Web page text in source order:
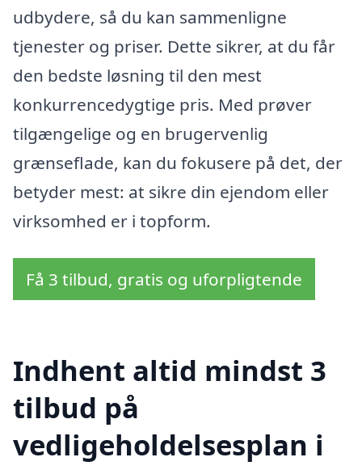
udbydere, så du kan sammenligne
tjenester og priser. Dette sikrer, at du får
den bedste løsning til den mest
konkurrencedygtige pris. Med prøver
tilgængelige og en brugervenlig
grænseflade, kan du fokusere på det, der
betyder mest: at sikre din ejendom eller
virksomhed er i topform.
Få 3 tilbud, gratis og uforpligtende
Indhent altid mindst 3
tilbud på
vedligeholdelsesplan i